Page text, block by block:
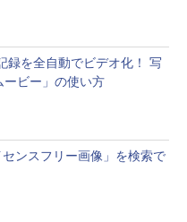
録を全自動でビデオ化！ 写
ビー」の使い方
ンスフリー画像」を検索で